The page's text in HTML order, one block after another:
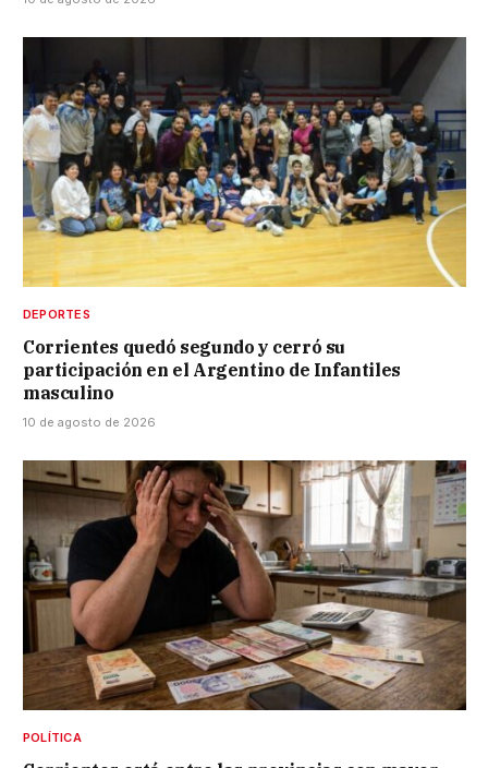
DEPORTES
Corrientes quedó segundo y cerró su
participación en el Argentino de Infantiles
masculino
10 de agosto de 2026
POLÍTICA